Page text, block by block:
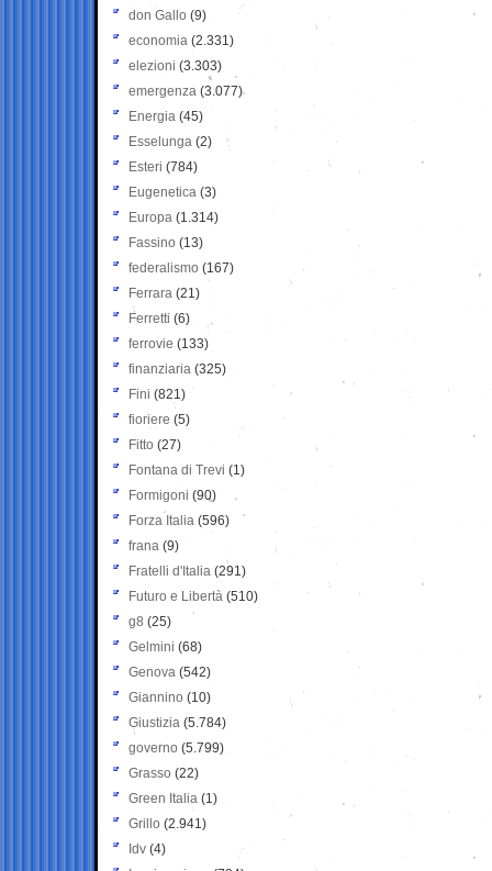
don Gallo (9)
economia (2.331)
elezioni (3.303)
emergenza (3.077)
Energia (45)
Esselunga (2)
Esteri (784)
Eugenetica (3)
Europa (1.314)
Fassino (13)
federalismo (167)
Ferrara (21)
Ferretti (6)
ferrovie (133)
finanziaria (325)
Fini (821)
fioriere (5)
Fitto (27)
Fontana di Trevi (1)
Formigoni (90)
Forza Italia (596)
frana (9)
Fratelli d'Italia (291)
Futuro e Libertà (510)
g8 (25)
Gelmini (68)
Genova (542)
Giannino (10)
Giustizia (5.784)
governo (5.799)
Grasso (22)
Green Italia (1)
Grillo (2.941)
Idv (4)